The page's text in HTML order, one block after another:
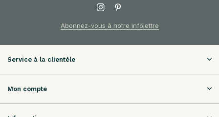
Abonnez-vous à notre infolettre
Service à la clientèle
Mon compte